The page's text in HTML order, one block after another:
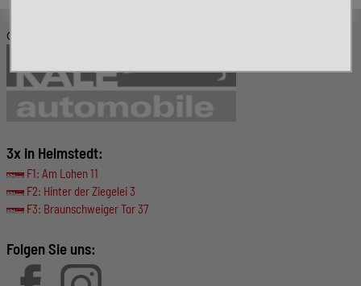
© KALE-Automobile GmbH
3x in Helmstedt:
F1: Am Lohen 11
F2: Hinter der Ziegelei 3
F3: Braunschweiger Tor 37
Folgen Sie uns: